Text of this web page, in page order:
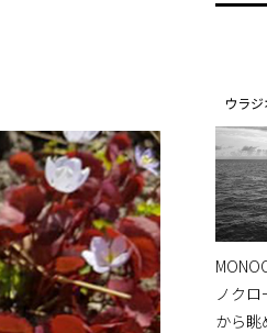
ウラ
ノク
から眺